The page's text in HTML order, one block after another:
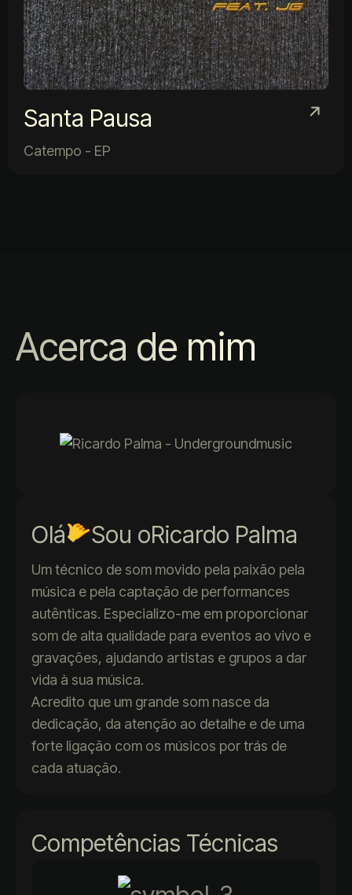
Santa Pausa
Catempo - EP
Acerca de mim
Olá Sou oRicardo Palma
Um técnico de som movido pela paixão pela
música e pela captação de performances
autênticas. Especializo-me em proporcionar
som de alta qualidade para eventos ao vivo e
gravações, ajudando artistas e grupos a dar
vida à sua música.
Acredito que um grande som nasce da
dedicação, da atenção ao detalhe e de uma
forte ligação com os músicos por trás de
cada atuação.
Competências Técnicas